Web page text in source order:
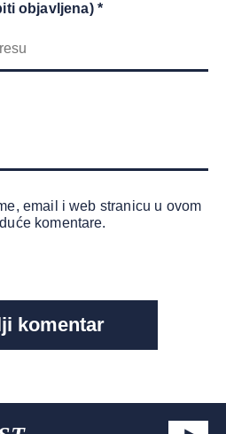
objavljena) *
email i web stranicu u ovom
komentare.